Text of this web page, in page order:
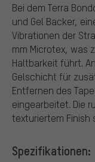
Bei dem Terra
und Gel Backer,
Vibrationen der
mm Microtex, was
Haltbarkeit führt.
Gelschicht für
Entfernen des
eingearbeitet. Die
texturiertem Finish
Spezifikationen: